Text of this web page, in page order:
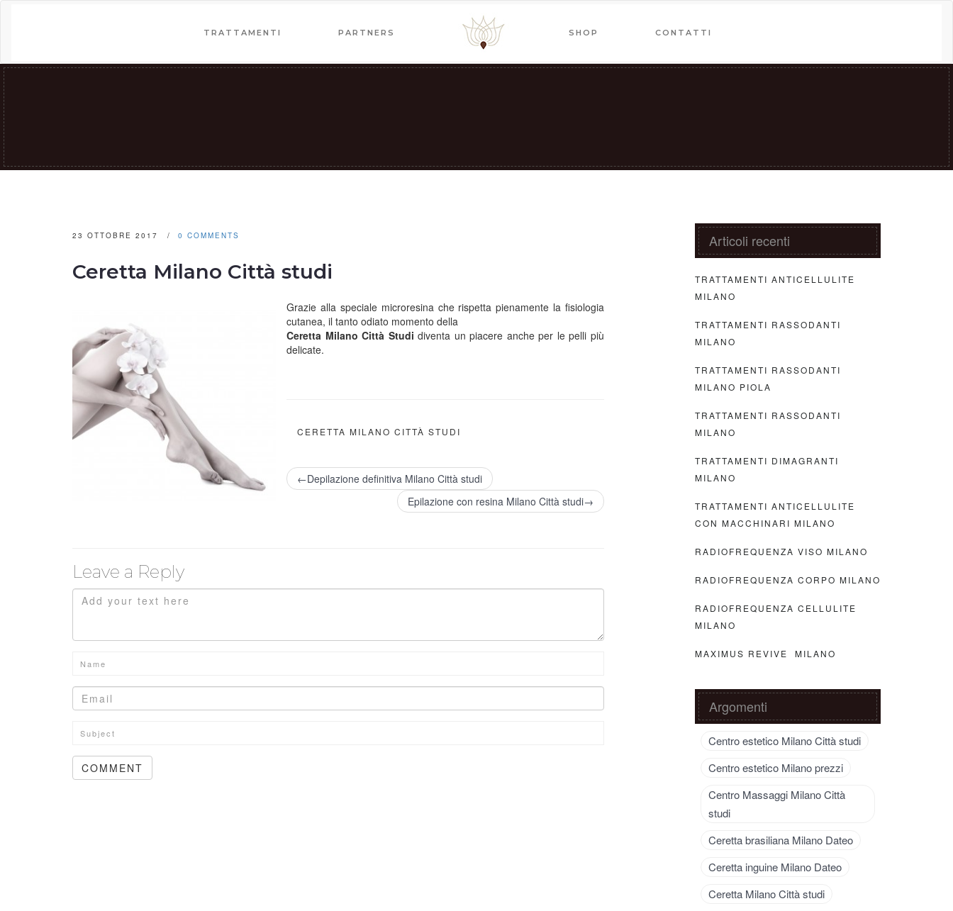
TRATTAMENTI PARTNERS SHOP CONTATTI
23 OTTOBRE 2017 0 COMMENTS
Ceretta Milano Città studi
Grazie alla speciale microresina che rispetta pienamente la fisiologia
cutanea, il tanto odiato momento della
Ceretta Milano Città Studi diventa un piacere anche per le pelli più
delicate.
CERETTA MILANO CITTÀ STUDI
←Depilazione definitiva Milano Città studi
Epilazione con resina Milano Città studi→
Leave a Reply
Articoli recenti
TRATTAMENTI ANTICELLULITE
MILANO
TRATTAMENTI RASSODANTI
MILANO
TRATTAMENTI RASSODANTI
MILANO PIOLA
TRATTAMENTI RASSODANTI
MILANO
TRATTAMENTI DIMAGRANTI
MILANO
TRATTAMENTI ANTICELLULITE
CON MACCHINARI MILANO
RADIOFREQUENZA VISO MILANO
RADIOFREQUENZA CORPO MILANO
RADIOFREQUENZA CELLULITE
MILANO
MAXIMUS REVIVE MILANO
Argomenti
Centro estetico Milano Città studi
Centro estetico Milano prezzi
Centro Massaggi Milano Città
studi
Ceretta brasiliana Milano Dateo
Ceretta inguine Milano Dateo
Ceretta Milano Città studi